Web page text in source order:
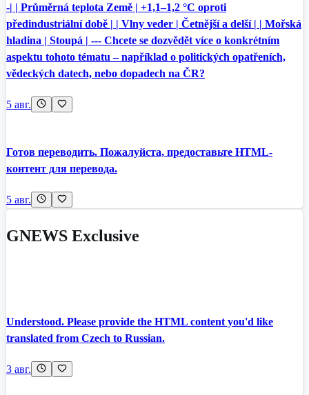
-| | Průměrná teplota Země | +1,1–1,2 °C oproti
předindustriální době | | Vlny veder | Četnější a delší | | Mořská
hladina | Stoupá | --- Chcete se dozvědět více o konkrétním
aspektu tohoto tématu – například o politických opatřeních,
vědeckých datech, nebo dopadech na ČR?
5 авг.
Готов переводить. Пожалуйста, предоставьте HTML-
контент для перевода.
5 авг.
GNEWS Exclusive
Understood. Please provide the HTML content you'd like
translated from Czech to Russian.
3 авг.